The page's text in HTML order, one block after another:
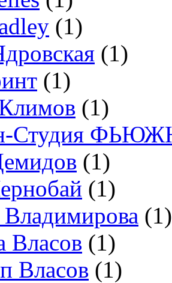
(1)
(1)
(1)
(1)
Студия
(1)
(1)
(1)
Власов (1)
Власов (1)